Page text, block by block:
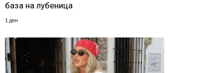
база на лубеница
1 ден